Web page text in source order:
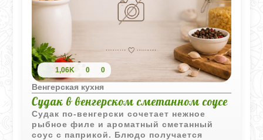
1,06K 0 0
Венгерская кухня
Судак в венгерском сметанном соусе
Судак по-венгерски сочетает нежное
рыбное филе и ароматный сметанный
соус с паприкой. Блюдо получается